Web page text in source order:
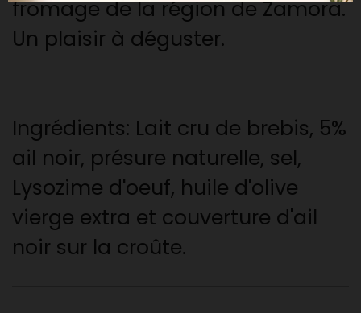
fromage de la région de Zamora.
Un plaisir à déguster.
Ingrédients: Lait cru de brebis, 5%
ail noir, présure naturelle, sel,
Lysozime d'oeuf, huile d'olive
vierge extra et couverture d'ail
noir sur la croûte.